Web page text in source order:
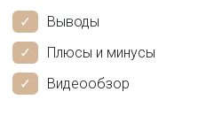
Выводы
Плюсы и минусы
Видеообзор